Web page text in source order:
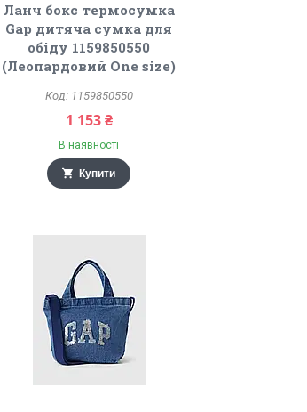
Ланч бокс термосумка
Gap дитяча сумка для
обіду 1159850550
(Леопардовий One size)
1159850550
1 153 ₴
В наявності
Купити